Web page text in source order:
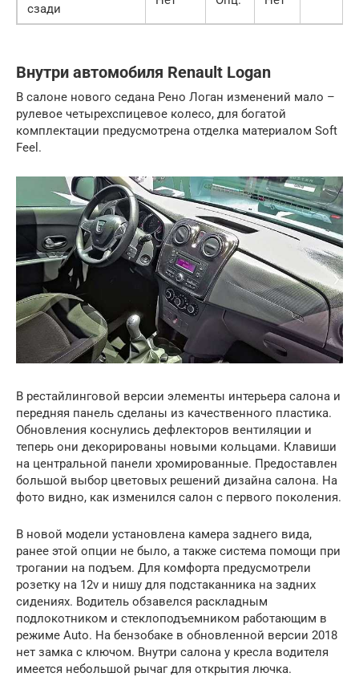
сзади
Внутри автомобиля Renault Logan
В салоне нового седана Рено Логан изменений мало –
рулевое четырехспицевое колесо, для богатой
комплектации предусмотрена отделка материалом Soft
Feel.
В рестайлинговой версии элементы интерьера салона и
передняя панель сделаны из качественного пластика.
Обновления коснулись дефлекторов вентиляции и
теперь они декорированы новыми кольцами. Клавиши
на центральной панели хромированные. Предоставлен
большой выбор цветовых решений дизайна салона. На
фото видно, как изменился салон с первого поколения.
В новой модели установлена камера заднего вида,
ранее этой опции не было, а также система помощи при
трогании на подъем. Для комфорта предусмотрели
розетку на 12v и нишу для подстаканника на задних
сидениях. Водитель обзавелся раскладным
подлокотником и стеклоподъемником работающим в
режиме Auto. На бензобаке в обновленной версии 2018
нет замка с ключом. Внутри салона у кресла водителя
имеется небольшой рычаг для открытия лючка.